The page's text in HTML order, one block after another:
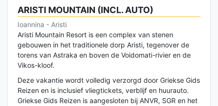
ARISTI MOUNTAIN (INCL. AUTO)
Ioannina - Aristi
Aristi Mountain Resort is een complex van stenen
gebouwen in het traditionele dorp Aristi, tegenover de
torens van Astraka en boven de Voidomati-rivier en de
Vikos-kloof.
Deze vakantie wordt volledig verzorgd door Griekse Gids
Reizen en is inclusief vliegtickets, verblijf en huurauto.
Griekse Gids Reizen is aangesloten bij ANVR, SGR en het